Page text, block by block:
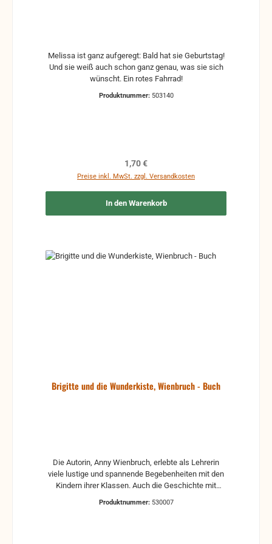
Melissa ist ganz aufgeregt: Bald hat sie Geburtstag!
Und sie weiß auch schon ganz genau, was sie sich
wünscht. Ein rotes Fahrrad!
Produktnummer: 503140
Regulärer Preis:
1,70 €
Preise inkl. MwSt. zzgl. Versandkosten
In den Warenkorb
Brigitte und die Wunderkiste, Wienbruch - Buch
Die Autorin, Anny Wienbruch, erlebte als Lehrerin
viele lustige und spannende Begebenheiten mit den
Kindern ihrer Klassen. Auch die Geschichte mit
Produktnummer: 530007